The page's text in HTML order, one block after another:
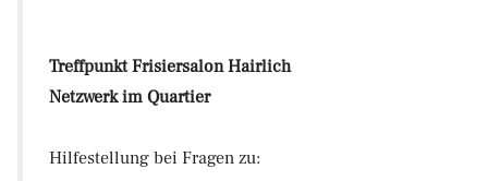
Treffpunkt Frisiersalon Hairlich
Netzwerk im Quartier
Hilfestellung bei Fragen zu: